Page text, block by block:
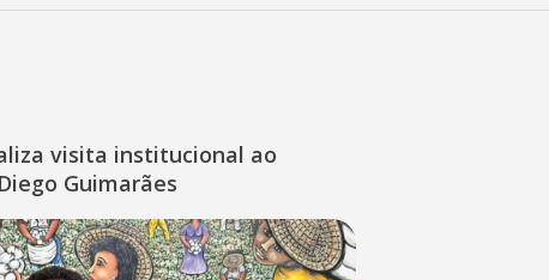
visita institucional ao
Guimarães